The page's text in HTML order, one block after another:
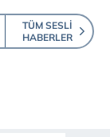
TÜM SESLI
HABERLER